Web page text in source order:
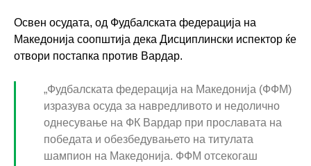
Освен осудата, од Фудбалската федерација на
Македонија соопштија дека Дисциплински испектор ќе
отвори постапка против Вардар.
„Фудбалската федерација на Македонија (ФФМ)
изразува осуда за навредливото и недолично
однесување на ФК Вардар при прославата на
победата и обезбедувањето на титулата
шампион на Македонија. ФФМ отсекогаш